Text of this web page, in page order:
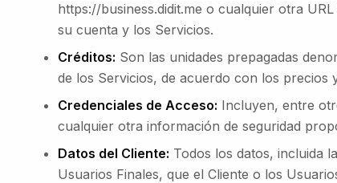
https://business.didit.me o cualquier otra
su cuenta y los Servicios.
Créditos: Son las unidades prepagadas
de los Servicios, de acuerdo con los precios
Credenciales de Acceso: Incluyen, entre
cualquier otra información de seguridad
Datos del Cliente: Todos los datos, incluida
Usuarios Finales, que el Cliente o los